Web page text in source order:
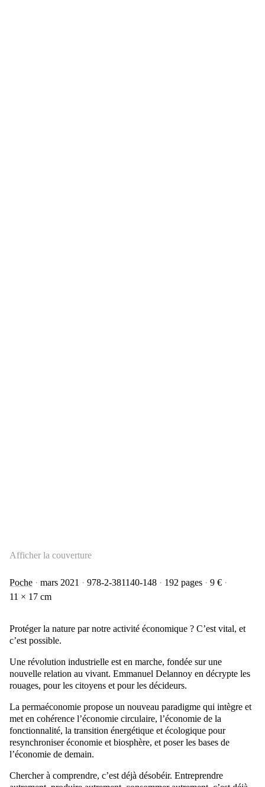
Afficher la couverture
Poche mars 2021 978-2-381140-148 192 pages
9 €
11 × 17 cm
Protéger la nature par notre activité économique ? C’est vital, et
c’est possible.
Une révolution industrielle est en marche, fondée sur une
nouvelle relation au vivant. Emmanuel Delannoy en décrypte les
rouages, pour les citoyens et pour les décideurs.
La permaéconomie propose un nouveau paradigme qui intègre et
met en cohérence l’économie circulaire, l’économie de la
fonctionnalité, la transition énergétique et écologique pour
resynchroniser économie et biosphère, et poser les bases de
l’économie de demain.
Chercher à comprendre, c’est déjà désobéir. Entreprendre